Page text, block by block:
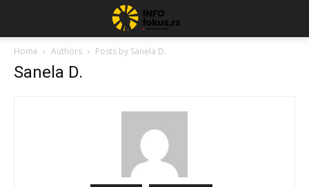
Home Authors Posts by Sanela D.
Sanela D.